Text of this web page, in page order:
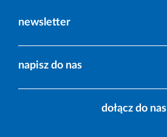
newsletter
napisz do nas
dołącz do nas